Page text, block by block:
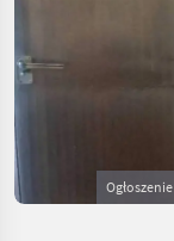
Ogłoszenie